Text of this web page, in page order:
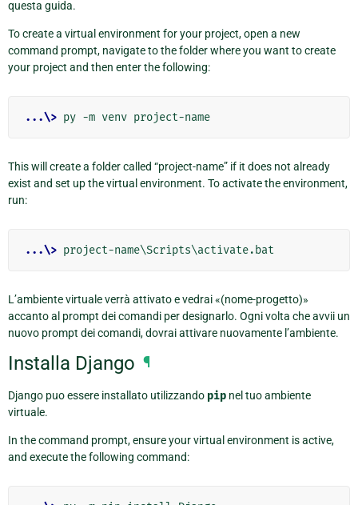
questa guida.
To create a virtual environment for your project, open a new
command prompt, navigate to the folder where you want to create
your project and then enter the following:
...\>
This will create a folder called “project-name” if it does not already
exist and set up the virtual environment. To activate the environment,
run:
...\>
L’ambiente virtuale verrà attivato e vedrai «(nome-progetto)»
accanto al prompt dei comandi per designarlo. Ogni volta che avvii un
nuovo prompt dei comandi, dovrai attivare nuovamente l’ambiente.
Installa Django ¶
Django puo essere installato utilizzando pip nel tuo ambiente
virtuale.
In the command prompt, ensure your virtual environment is active,
and execute the following command: